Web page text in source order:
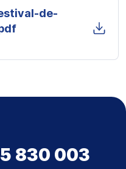
de-
830 003